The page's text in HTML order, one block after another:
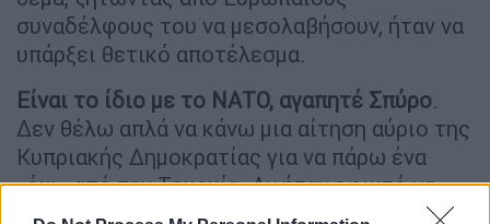
συναδέλφους του να μεσολαβήσουν, ήταν να
υπάρξει θετικό αποτέλεσμα.
Είναι το ίδιο με το ΝΑΤΟ, αγαπητέ Σπύρο.
Δεν θέλω απλά να κάνω μια αίτηση αύριο της
Κυπριακής Δημοκρατίας για να πάρω ένα
«όχι» από την Τουρκία. Αν ήταν εφικτό να
γίνουμε κράτος-μέλος του ΝΑΤΟ αύριο, θα